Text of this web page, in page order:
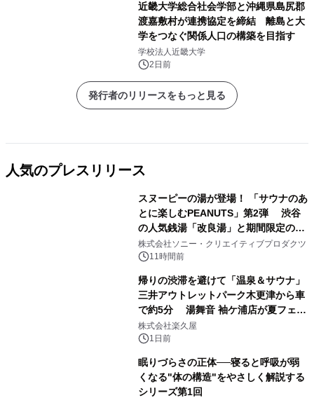
近畿大学総合社会学部と沖縄県島尻郡
渡嘉敷村が連携協定を締結 離島と大
学をつなぐ関係人口の構築を目指す
学校法人近畿大学
2日前
発行者のリリースをもっと見る
人気のプレスリリース
スヌーピーの湯が登場！ 「サウナのあ
とに楽しむPEANUTS」第2弾 渋谷
の人気銭湯「改良湯」と期間限定のコ
ラボレーション サウナイキタイコラ
ボグッズも発売決定！
株式会社ソニー・クリエイティブプロダクツ
11時間前
帰りの渋滞を避けて「温泉＆サウナ」
三井アウトレットパーク木更津から車
で約5分 湯舞音 袖ケ浦店が夏フェア
メニューを提供
株式会社楽久屋
1日前
眠りづらさの正体──寝ると呼吸が弱
くなる"体の構造"をやさしく解説する
シリーズ第1回